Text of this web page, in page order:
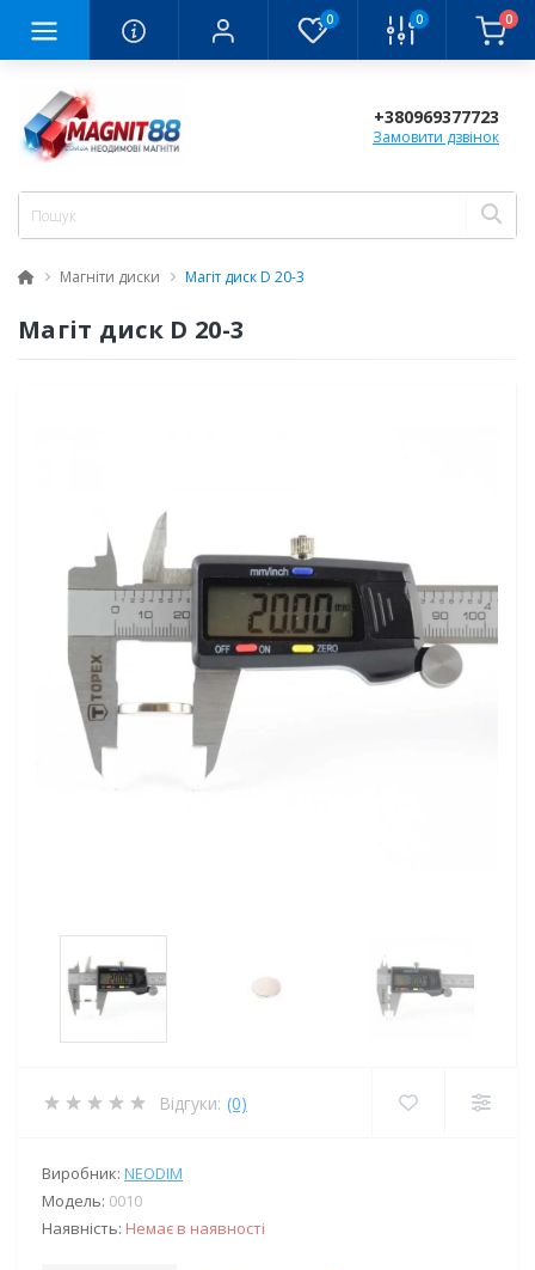
0 0 0
+380969377723
Замовити дзвінок
Магніти диски Магіт диск D 20-3
Магіт диск D 20-3
Відгуки: (0)
Виробник: NEODIM
Модель: 0010
Наявність: Немає в наявності